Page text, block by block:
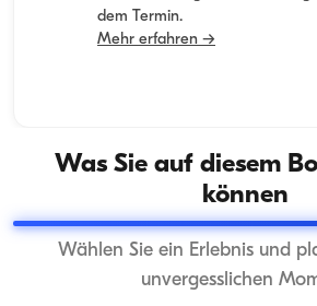
dem Termin.
Mehr erfahren →
Was Sie auf diesem
können
Wählen Sie ein Erlebnis und
unvergesslichen